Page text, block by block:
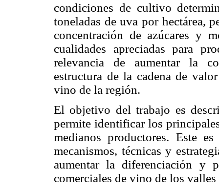
condiciones de cultivo
toneladas de uva por hectárea,
concentración de azúcares y
cualidades apreciadas para
relevancia de aumentar la
estructura de la cadena de
vino de la región.
El objetivo del trabajo es
permite identificar los
medianos productores. Este
mecanismos, técnicas y
aumentar la diferenciación y
comerciales de vino de los